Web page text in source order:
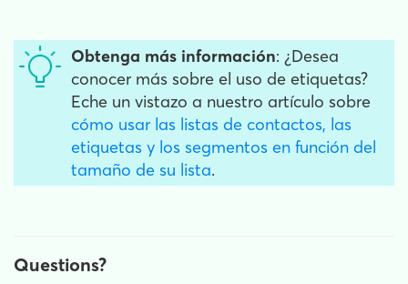
Obtenga más información: ¿Desea
conocer más sobre el uso de etiquetas?
Eche un vistazo a nuestro artículo sobre
cómo usar las listas de contactos, las
etiquetas y los segmentos en función del
tamaño de su lista.
Questions?